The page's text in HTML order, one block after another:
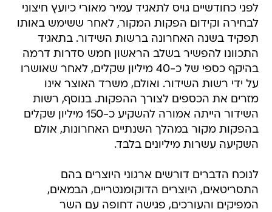
לפני כחודשיים גויס לתאגיד עמיר מאורי כיועץ חיצוני
לבחירה וקידום הפקות המקור, לאחר ששימש באותו
תפקיד בשנה האחרונה ברשות השידור. בתאגיד
התכוונו להפשיר בשלב הראשון חמש סדרות דרמה
בהיקף כספי של כ-40 מיליון שקלים, לאחר שאושרו
על ידי רשות השידור. ואולם, משרד האוצר אינו
מזרים את הכספים לצורך ההפקות. בנוסף, רשות
השידור הייתה אמורה להשקיע כ-150 מיליון שקלים
בהפקות מקור במהלך השנתיים האחרונות, אולם
השקיעה עשרות מיליונים בלבד.
לנוכח הדברים דורשים ארגוני היוצרים בהם
התסריטאים, היוצרים הדוקומנטריים, הבמאים,
המפיקים והעורכים, פגישה דחופה עם השר